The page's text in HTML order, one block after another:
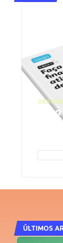
ÚLTIMOS